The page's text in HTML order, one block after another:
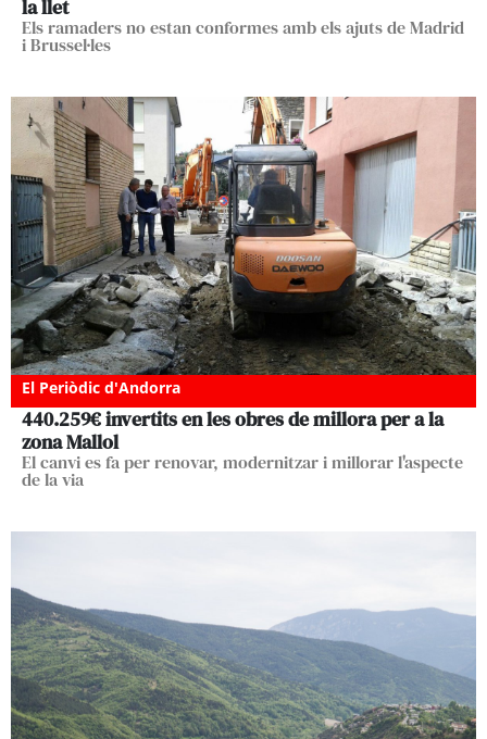
la llet
Els ramaders no estan conformes amb els ajuts de Madrid
i Brussel·les
El Periòdic d'Andorra
440.259€ invertits en les obres de millora per a la
zona Mallol
El canvi es fa per renovar, modernitzar i millorar l'aspecte
de la via